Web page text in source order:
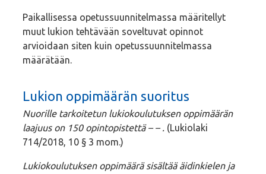
Paikallisessa opetussuunnitelmassa määritellyt
muut lukion tehtävään soveltuvat opinnot
arvioidaan siten kuin opetussuunnitelmassa
määrätään.
Lukion oppimäärän suoritus
Nuorille tarkoitetun lukiokoulutuksen oppimäärän
laajuus on 150 opintopistettä – – . (Lukiolaki
714/2018, 10 § 3 mom.)
Lukiokoulutuksen oppimäärä sisältää äidinkielen ja